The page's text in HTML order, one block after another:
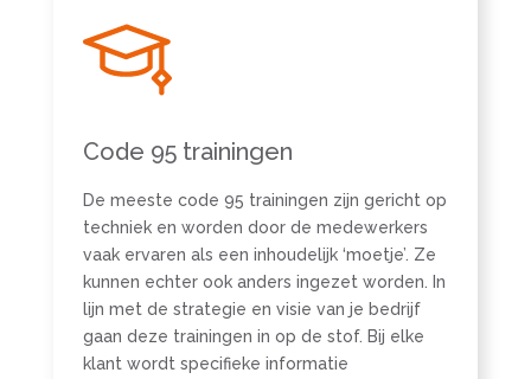
Code 95 trainingen
De meeste code 95 trainingen zijn gericht op
techniek en worden door de medewerkers
vaak ervaren als een inhoudelijk ‘moetje’. Ze
kunnen echter ook anders ingezet worden. In
lijn met de strategie en visie van je bedrijf
gaan deze trainingen in op de stof. Bij elke
klant wordt specifieke informatie